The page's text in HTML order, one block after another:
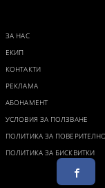
ЗА НАС
ЕКИП
КОНТАКТИ
РЕКЛАМА
АБОНАМЕНТ
УСЛОВИЯ ЗА ПОЛЗВАНЕ
ПОЛИТИКА ЗА
ПОЛИТИКА ЗА БИСКВИТКИ